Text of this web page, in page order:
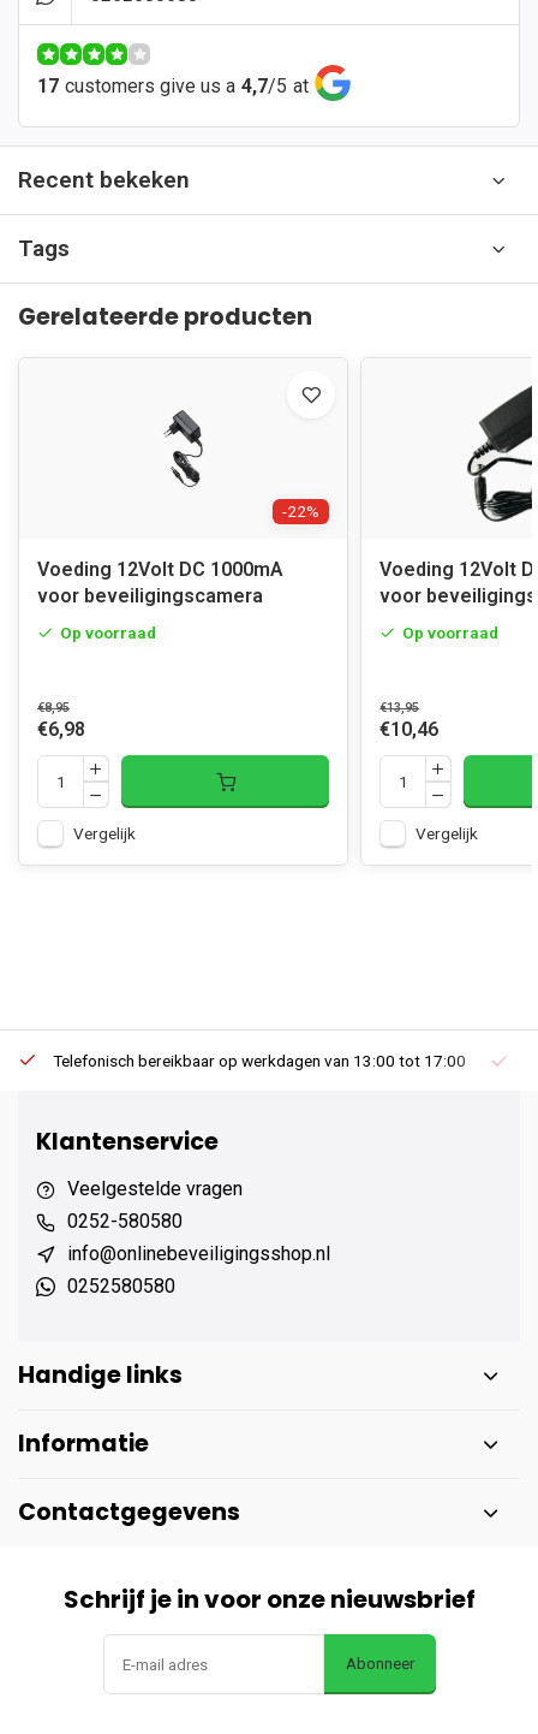
17 customers give us a 4,7/5 at
Recent bekeken
Tags
Gerelateerde producten
-22%
Voeding 12Volt DC 1000mA
voor beveiligingscamera
Op voorraad
€8,95
€6,98
Vergelijk
Voeding 12Volt
voor
Op voorraad
€13,95
€10,46
Vergelijk
Telefonisch bereikbaar op werkdagen van 13:00 tot 17:00
Klantenservice
Veelgestelde vragen
0252-580580
info@onlinebeveiligingsshop.nl
0252580580
Handige links
Informatie
Contactgegevens
Schrijf je in voor onze nieuwsbrief
Abonneer